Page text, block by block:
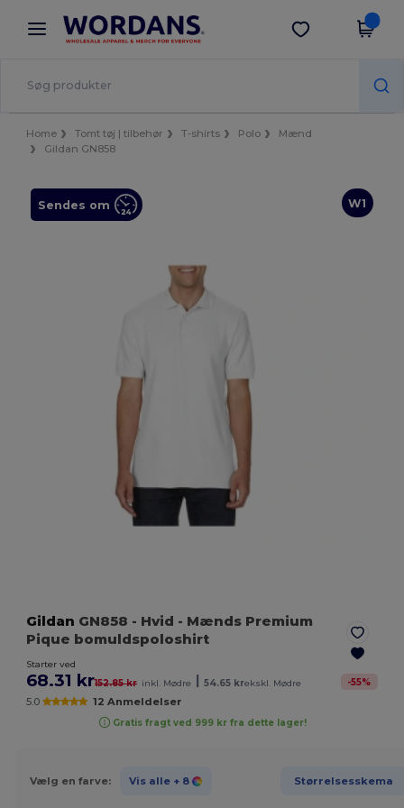
× Wordans-app
Bedre priser i appen!
Hent app
Home Tomt tøj | tilbehør T-shirts Polo
Mænd
Gildan GN858
W1
Sendes om
Gildan GN858 - Hvid - Mænds Premium
Pique bomuldspoloshirt
Starter ved
68.31 kr152.85 kr inkl. Mødre 54.65 krekskl. Mødre -55%
5.0 12 Anmeldelser
Gratis fragt ved 999 kr fra dette lager!
Vælg en farve: Vis alle + 8 Størrelsesskema